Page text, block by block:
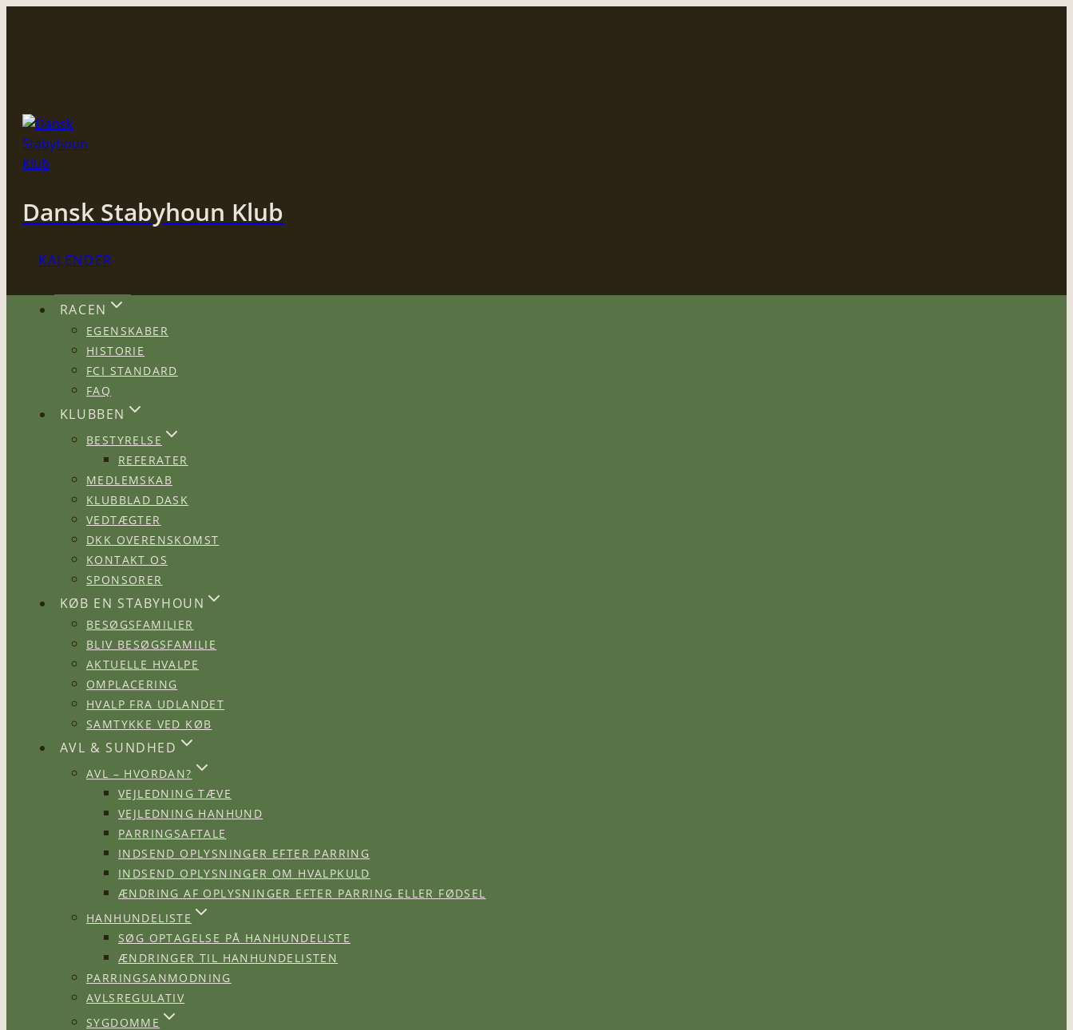
Dansk Stabyhoun Klub
KALENDER
RACEN
EGENSKABER
HISTORIE
FCI STANDARD
FAQ
KLUBBEN
BESTYRELSE
REFERATER
MEDLEMSKAB
KLUBBLAD DASK
VEDTÆGTER
DKK OVERENSKOMST
KONTAKT OS
SPONSORER
KØB EN STABYHOUN
BESØGSFAMILIER
BLIV BESØGSFAMILIE
AKTUELLE HVALPE
OMPLACERING
HVALP FRA UDLANDET
SAMTYKKE VED KØB
AVL & SUNDHED
AVL – HVORDAN?
VEJLEDNING TÆVE
VEJLEDNING HANHUND
PARRINGSAFTALE
INDSEND OPLYSNINGER EFTER PARRING
INDSEND OPLYSNINGER OM HVALPKULD
ÆNDRING AF OPLYSNINGER EFTER PARRING ELLER FØDSEL
HANHUNDELISTE
SØG OPTAGELSE PÅ HANHUNDELISTE
ÆNDRINGER TIL HANHUNDELISTEN
PARRINGSANMODNING
AVLSREGULATIV
SYGDOMME